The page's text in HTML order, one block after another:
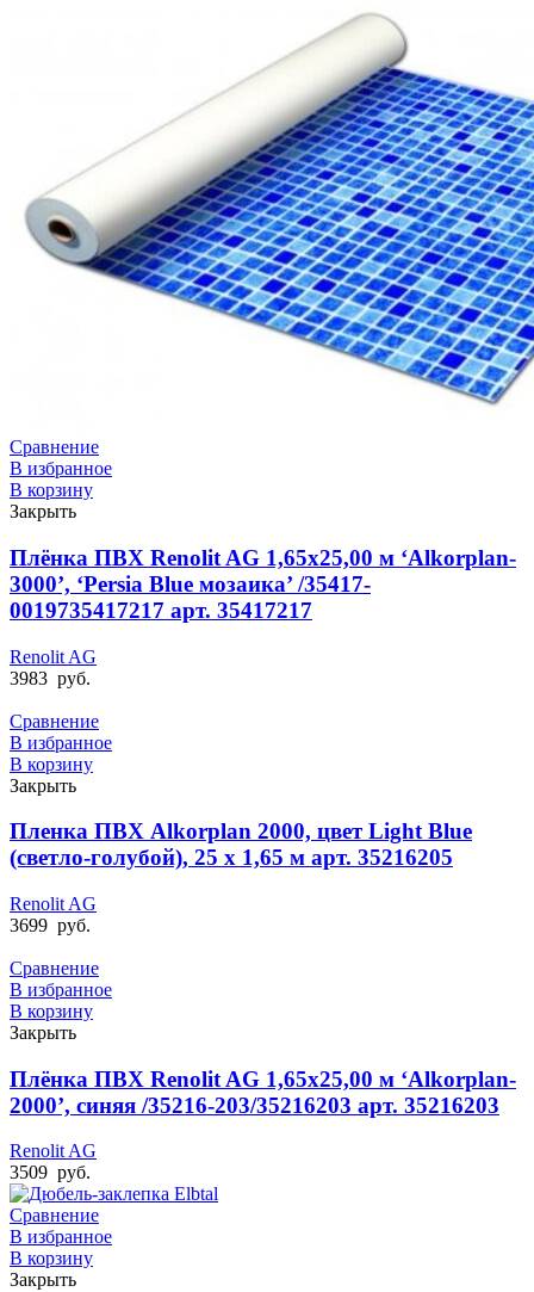
Сравнение
В избранное
В корзину
Закрыть
Плёнка ПВХ Renolit AG 1,65х25,00 м ‘Alkorplan-
3000’, ‘Persia Blue мозаика’ /35417-
0019735417217 арт. 35417217
Renolit AG
3983 руб.
Сравнение
В избранное
В корзину
Закрыть
Пленка ПВХ Alkorplan 2000, цвет Light Blue
(светло-голубой), 25 х 1,65 м арт. 35216205
Renolit AG
3699 руб.
Сравнение
В избранное
В корзину
Закрыть
Плёнка ПВХ Renolit AG 1,65х25,00 м ‘Alkorplan-
2000’, синяя /35216-203/35216203 арт. 35216203
Renolit AG
3509 руб.
Сравнение
В избранное
В корзину
Закрыть